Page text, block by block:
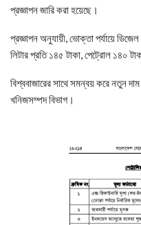
প্রজ্ঞাপন জারি করা হয়েছে।
প্রজ্ঞাপন অনুযায়ী, ভোক্তা পর্যায়ে
লিটার প্রতি ১৪৫ টাকা, পেট্রোল ১৪০
বিশ্ববাজারের সাথে সমন্বয় করে নতুন দাম
খনিজসম্পদ বিভাগ।